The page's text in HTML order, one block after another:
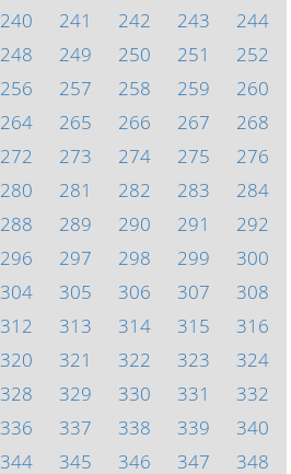
240 241 242 243
244
248 249 250 251
252
256 257 258 259
260
264 265 266 267
268
272 273 274 275
276
280 281 282 283
284
288 289 290 291
292
296 297 298 299
300
304 305 306 307
308
312 313 314 315
316
320 321 322 323
324
328 329 330 331
332
336 337 338 339
340
344 345 346 347 348